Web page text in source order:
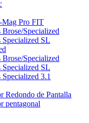
Mag Pro FIT
Brose/Specialized
Specialized SL
Brose/Specialized
Specialized SL
3.1
Redondo de Pantalla
pentagonal